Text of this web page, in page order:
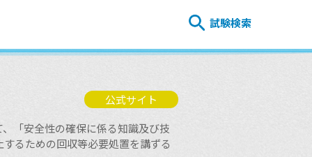
試験検索
公式サイト
「安全性の確保に係る知識及び技
るための回収等必要処置を講ずる